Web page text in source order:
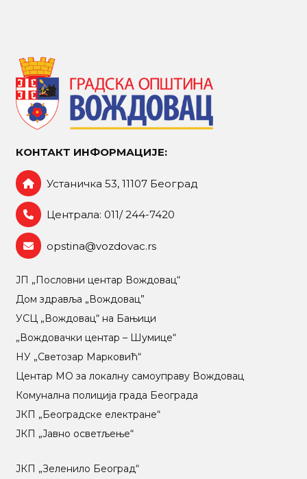
КОНТАКТ ИНФОРМАЦИЈЕ:
Устаничка 53, 11107 Београд
Централа: 011/ 244-7420
opstina@vozdovac.rs
ЈП „Пословни центар Вождовац“
Дом здравља „Вождовац”
УСЦ „Вождовац“ на Бањици
„Вождовачки центар – Шумице“
НУ „Светозар Марковић“
Центар МO за локалну самоуправу Вождовац
Комунална полиција града Београда
ЈКП „Београдске електране“
ЈКП „Јавно осветљење“
ЈКП „Зеленило Београд“